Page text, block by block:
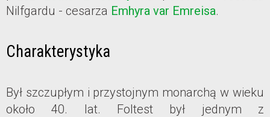
Nilfgardu - cesarza Emhyra var Emreisa.
Charakterystyka
Był szczupłym i przystojnym monarchą w wieku
około 40. lat. Foltest był jednym z